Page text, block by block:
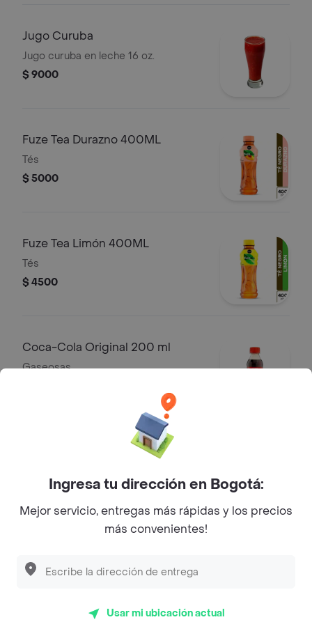
Jugo Curuba
Jugo curuba en leche 16 oz.
$ 9000
Fuze Tea Durazno 400ML
Tés
$ 5000
Fuze Tea Limón 400ML
Tés
$ 4500
Coca-Cola Original 200 ml
Gaseosas
$ 13.000
Limonada de coco 14onz.
Ingresa tu dirección en Bogotá:
Mejor servicio, entregas más rápidas y los precios
más convenientes!
Usar mi ubicación actual